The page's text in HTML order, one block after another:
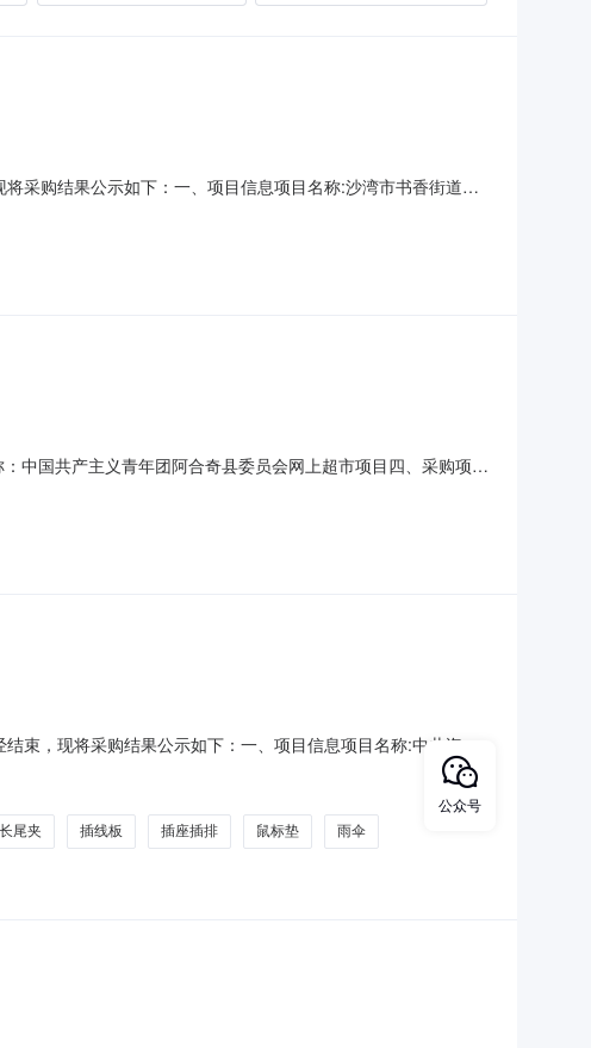
采购结果公示如下：一、项目信息项目名称:沙湾市书香街道办
称:沙湾市书香街道办事处采购单位地址:
中国共产主义青年团阿合奇县委员会网上超市项目四、采购项目
足球安格耐特/AgniteF120
，现将采购结果公示如下：一、项目信息项目名称:中共海安
统战部项目联系电话:/采购计划信息：项目所在行政区划编
采购单位地址:/采购单位联系人和联系方式:采购单位统
尾夹 插线板 插座插排 鼠标垫 雨伞
公众号